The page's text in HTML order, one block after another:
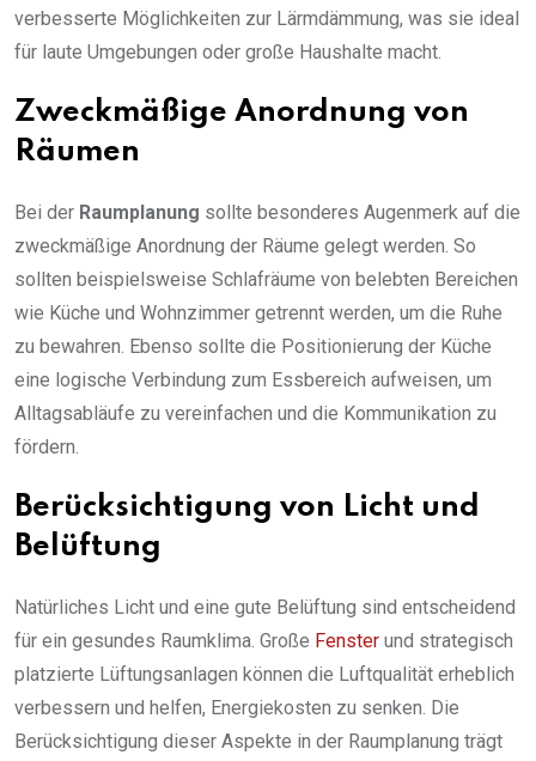
verbesserte Möglichkeiten zur Lärmdämmung, was sie ideal
für laute Umgebungen oder große Haushalte macht.
Zweckmäßige Anordnung von
Räumen
Bei der Raumplanung sollte besonderes Augenmerk auf die
zweckmäßige Anordnung der Räume gelegt werden. So
sollten beispielsweise Schlafräume von belebten Bereichen
wie Küche und Wohnzimmer getrennt werden, um die Ruhe
zu bewahren. Ebenso sollte die Positionierung der Küche
eine logische Verbindung zum Essbereich aufweisen, um
Alltagsabläufe zu vereinfachen und die Kommunikation zu
fördern.
Berücksichtigung von Licht und
Belüftung
Natürliches Licht und eine gute Belüftung sind entscheidend
für ein gesundes Raumklima. Große Fenster und strategisch
platzierte Lüftungsanlagen können die Luftqualität erheblich
verbessern und helfen, Energiekosten zu senken. Die
Berücksichtigung dieser Aspekte in der Raumplanung trägt